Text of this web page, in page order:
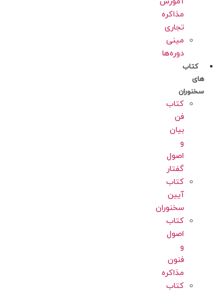
مذاکره
تجاری
مینی
دوره‌ها
کتاب
های
سخنوران
کتاب
فن
بیان
اصول
گفتار
کتاب
آیین
سخنوران
کتاب
اصول
فنون
مذاکره
کتاب